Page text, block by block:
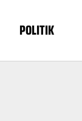
POLITIK